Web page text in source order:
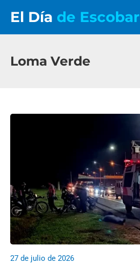
El Día de Escobar
Loma Verde
27 de julio de 2026